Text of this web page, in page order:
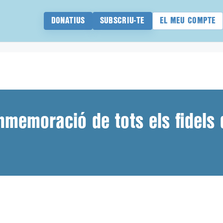
DONATIUS SUBSCRIU-TE EL MEU COMPTE
de tots els fidels